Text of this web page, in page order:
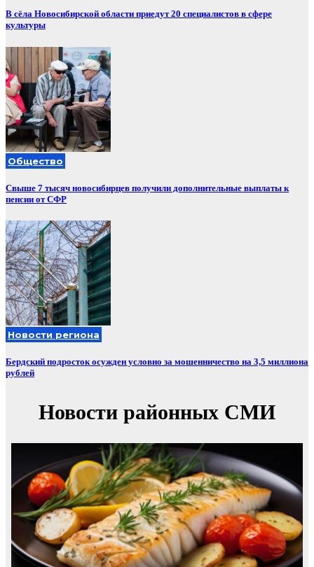
В сёла Новосибирской области приедут 20 специалистов в сфере
культуры
Общество
Свыше 7 тысяч новосибирцев получили дополнительные выплаты к
пенсии от СФР
Новости региона
Бердский подросток осужден условно за мошенничество на 3,5 миллиона
рублей